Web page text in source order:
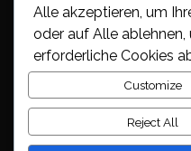
Alle akzeptieren , um
oder auf Alle ablehnen
erforderliche Cookies
Customize
Reject All